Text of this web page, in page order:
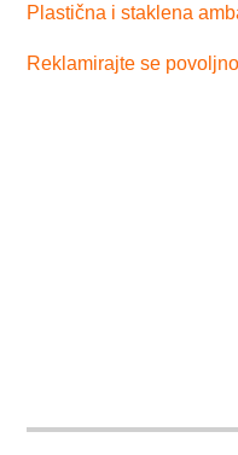
Plastična i staklena
Reklamirajte se